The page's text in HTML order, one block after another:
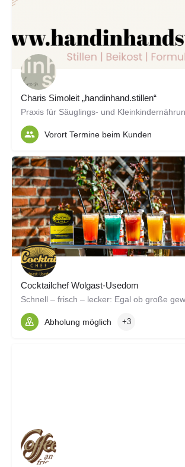
Charis Simoleit „handinhand.stillen“
Vorort Termine beim Kunden
Cocktailchef Wolgast-Usedom
Abholung möglich +3